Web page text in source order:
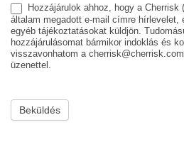
Hozzájárulok ahhoz, hogy a Cherrisk
általam megadott e-mail címre hírlevelet,
egyéb tájékoztatásokat küldjön.
hozzájárulásomat bármikor indoklás és
visszavonhatom a
üzenettel.
Beküldés